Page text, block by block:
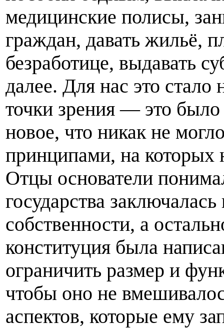
медицинские полисы,
граждан, давать жильё,
безработице, выдавать
далее. Для нас это
точки зрения — это было
новое, что никак не
принципами, на которых
Отцы основатели
государства
собственности, а
конституция была
ограничить размер и
чтобы оно не
аспектов, которые ему